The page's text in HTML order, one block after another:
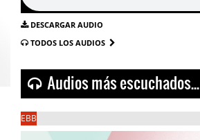
DESCARGAR AUDIO
TODOS LOS AUDIOS
Audios más escuchados...
EBB